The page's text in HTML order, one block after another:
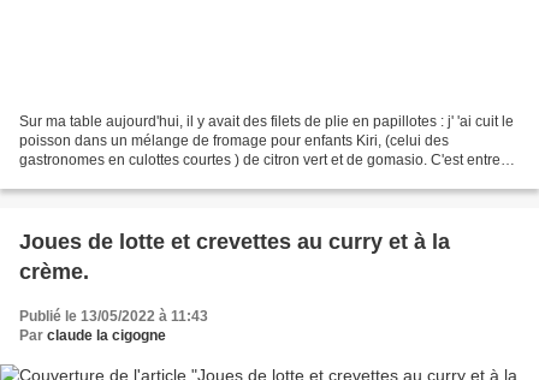
Sur ma table aujourd'hui, il y avait des filets de plie en papillotes : j' 'ai cuit le
poisson dans un mélange de fromage pour enfants Kiri, (celui des
gastronomes en culottes courtes ) de citron vert et de gomasio. C'est entre
Joues de lotte et crevettes au curry et à la
crème.
Publié le 13/05/2022 à 11:43
Par claude la cigogne